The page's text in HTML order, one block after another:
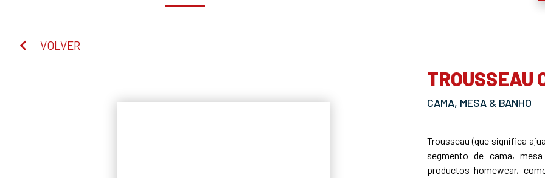
VOLVER
TROUSSEAU
CAMA, MESA & BANHO
Trousseau (que significa
segmento de cama,
productos homewear,